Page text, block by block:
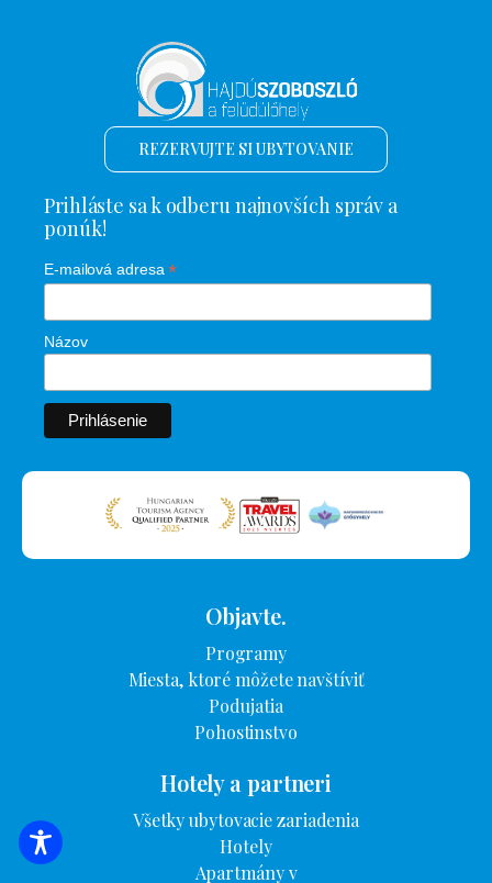
VYHĽADÁVANIE UBYTOVANIA
REZERVUJTE SI UBYTOVANIE
Prihláste sa k odberu najnovších správ a
ponúk!
E-mailová adresa*
Názov
Objavte.
Programy
Miesta, ktoré môžete navštíviť
Podujatia
Pohostinstvo
Hotely a partneri
Všetky ubytovacie zariadenia
Hotely
Apartmány v